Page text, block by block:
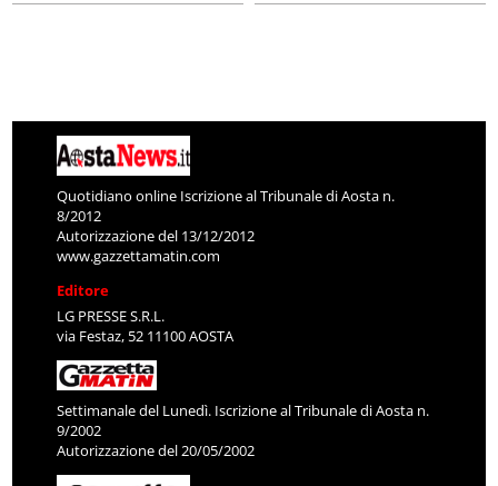
Quotidiano online Iscrizione al Tribunale di Aosta n.
8/2012
Autorizzazione del 13/12/2012
www.gazzettamatin.com
Editore
LG PRESSE S.R.L.
via Festaz, 52 11100 AOSTA
Settimanale del Lunedì. Iscrizione al Tribunale di Aosta n.
9/2002
Autorizzazione del 20/05/2002